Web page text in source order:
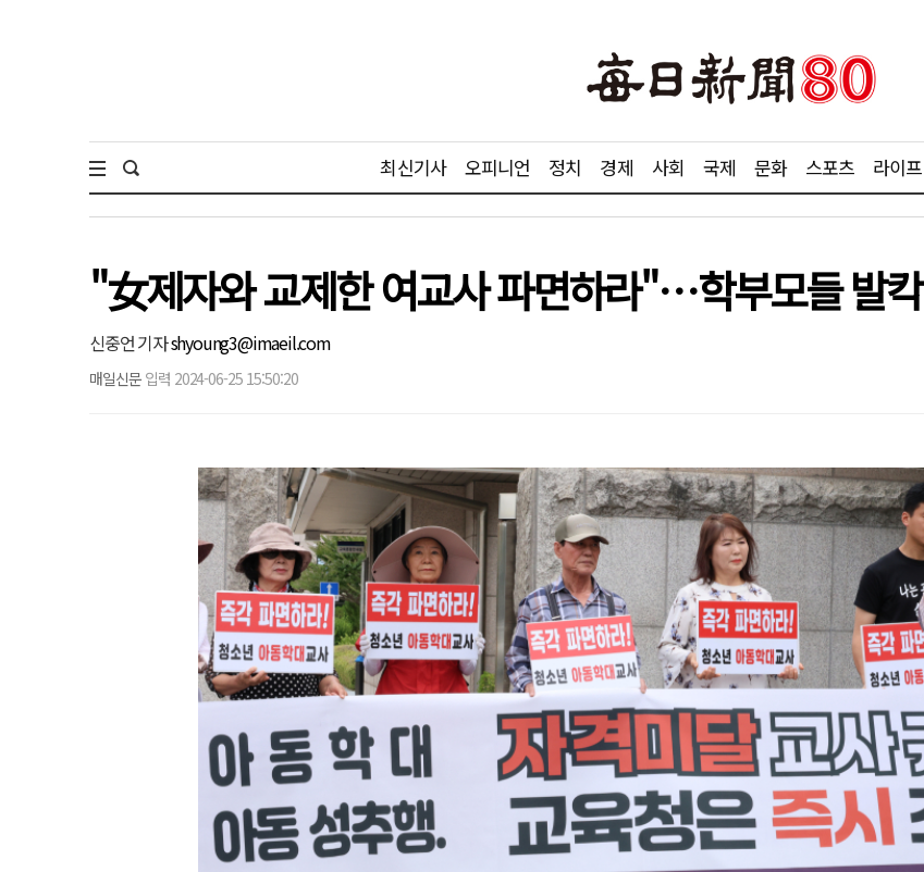
최신기사 오피니언 정치 경제 사회 국제 문화 스포츠 라이프
"女제자와 교제한 여교사 파면하라"…학부모들 발칵
신중언 기자shyoung3@imaeil.com
매일신문 입력 2024-06-25 15:50:20